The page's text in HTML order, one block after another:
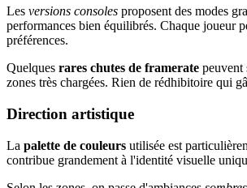
Les versions consoles proposent des modes
performances bien équilibrés. Chaque joueur
préférences.
Quelques rares chutes de framerate peuvent
zones très chargées. Rien de rédhibitoire qui
Direction artistique
La palette de couleurs utilisée est
contribue grandement à l'identité visuelle